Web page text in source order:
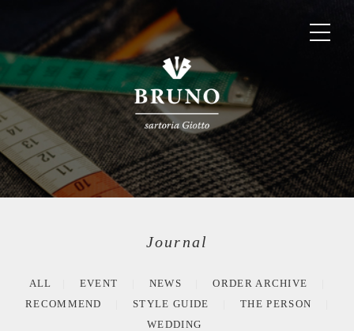
Journal
ALL EVENT NEWS
ORDER ARCHIVE
RECOMMEND
STYLE GUIDE
THE PERSON
WEDDING